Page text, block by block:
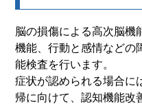
脳の損傷による高次脳機
機能、行動と感情などの
能検査を行います。
症状が認められる場合に
帰に向けて、認知機能改